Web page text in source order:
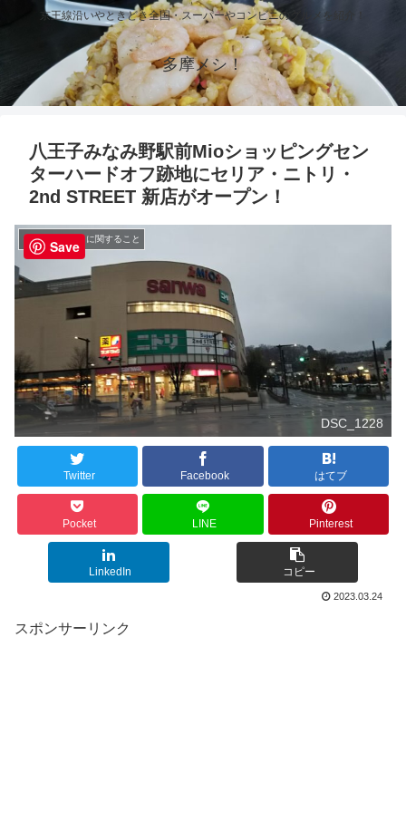
京王線沿いやときどき全国・スーパーやコンビニのグルメを紹介！
多摩メシ！
八王子みなみ野駅前Mioショッピングセン
ターハードオフ跡地にセリア・ニトリ・
2nd STREET 新店がオープン！
その他のグルメに関すること
DSC_1228
Twitter Facebook はてブ
Pocket LINE Pinterest
LinkedIn コピー
2023.03.24
スポンサーリンク
Save